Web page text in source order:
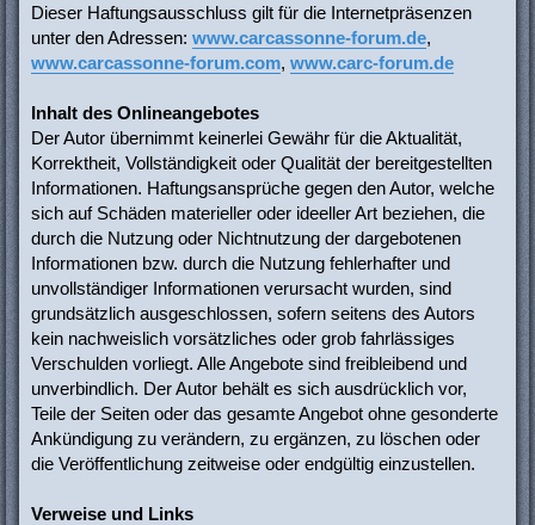
Dieser Haftungsausschluss gilt für die Internetpräsenzen
unter den Adressen: www.carcassonne-forum.de,
www.carcassonne-forum.com, www.carc-forum.de
Inhalt des Onlineangebotes
Der Autor übernimmt keinerlei Gewähr für die Aktualität,
Korrektheit, Vollständigkeit oder Qualität der bereitgestellten
Informationen. Haftungsansprüche gegen den Autor, welche
sich auf Schäden materieller oder ideeller Art beziehen, die
durch die Nutzung oder Nichtnutzung der dargebotenen
Informationen bzw. durch die Nutzung fehlerhafter und
unvollständiger Informationen verursacht wurden, sind
grundsätzlich ausgeschlossen, sofern seitens des Autors
kein nachweislich vorsätzliches oder grob fahrlässiges
Verschulden vorliegt. Alle Angebote sind freibleibend und
unverbindlich. Der Autor behält es sich ausdrücklich vor,
Teile der Seiten oder das gesamte Angebot ohne gesonderte
Ankündigung zu verändern, zu ergänzen, zu löschen oder
die Veröffentlichung zeitweise oder endgültig einzustellen.
Verweise und Links